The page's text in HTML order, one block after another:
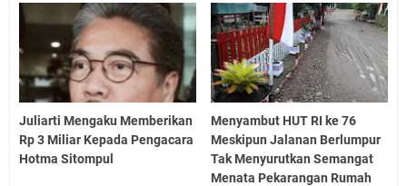
Juliarti Mengaku Memberikan
Rp 3 Miliar Kepada Pengacara
Hotma Sitompul
Menyambut HUT RI ke 76
Meskipun Jalanan Berlumpur
Tak Menyurutkan Semangat
Menata Pekarangan Rumah